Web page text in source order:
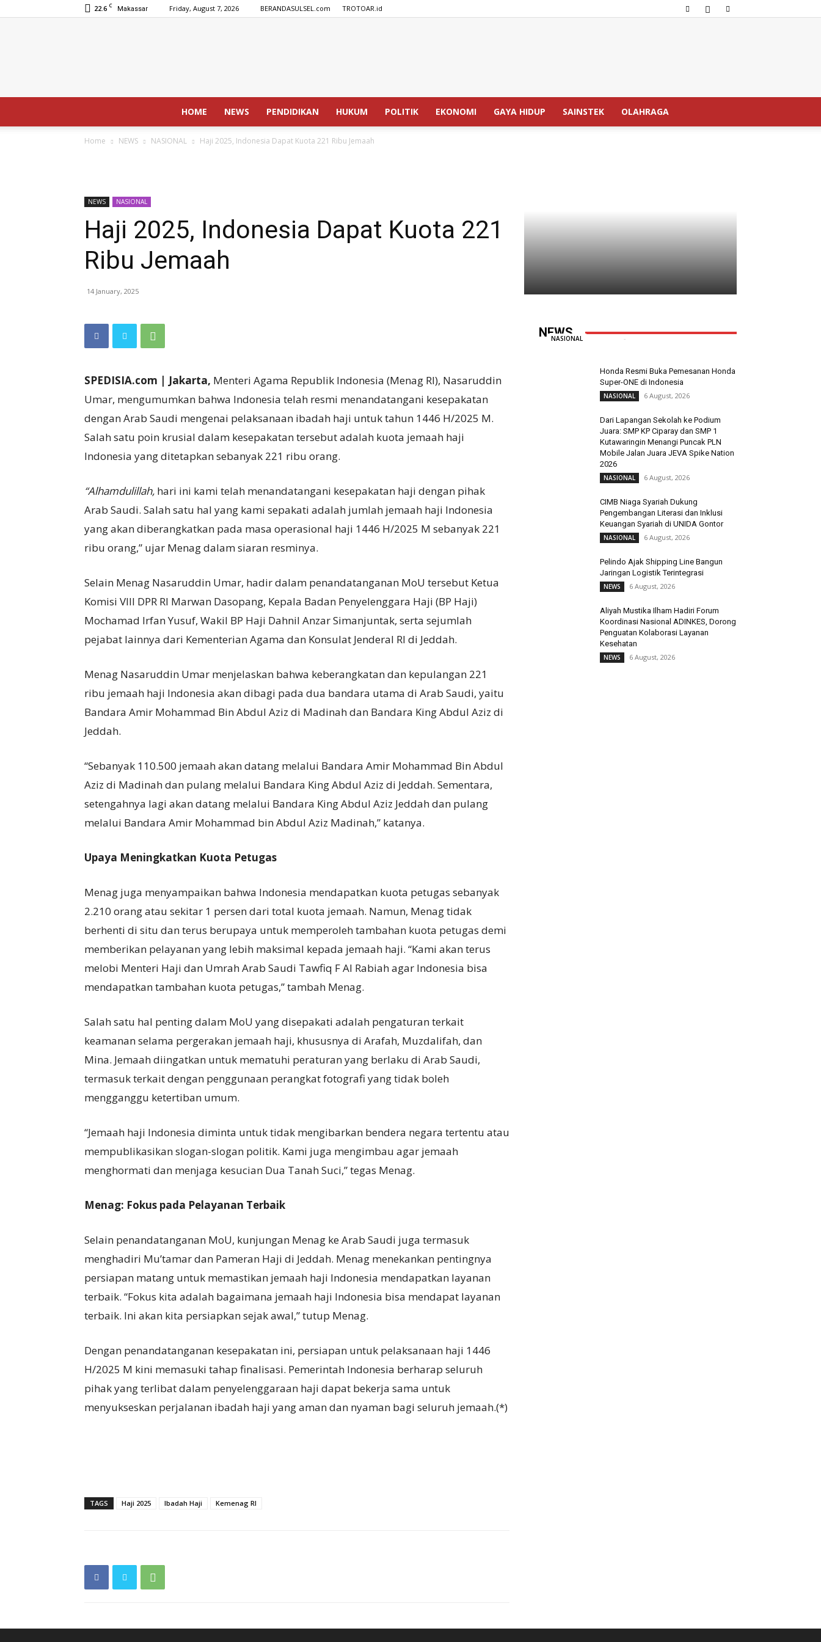
22.6 C Makassar Friday, August 7, 2026 BERANDASULSEL.com TROTOAR.id
SPEDISIA.com
HOME NEWS PENDIDIKAN HUKUM POLITIK EKONOMI GAYA HIDUP SAINSTEK OLAHRAGA
Home NEWS NASIONAL Haji 2025, Indonesia Dapat Kuota 221 Ribu Jemaah
NEWS NASIONAL
Haji 2025, Indonesia Dapat Kuota 221
Ribu Jemaah
14 January, 2025
SPEDISIA.com | Jakarta, Menteri Agama Republik Indonesia (Menag RI), Nasaruddin
Umar, mengumumkan bahwa Indonesia telah resmi menandatangani kesepakatan
dengan Arab Saudi mengenai pelaksanaan ibadah haji untuk tahun 1446 H/2025 M.
Salah satu poin krusial dalam kesepakatan tersebut adalah kuota jemaah haji
Indonesia yang ditetapkan sebanyak 221 ribu orang.
“Alhamdulillah, hari ini kami telah menandatangani kesepakatan haji dengan pihak
Arab Saudi. Salah satu hal yang kami sepakati adalah jumlah jemaah haji Indonesia
yang akan diberangkatkan pada masa operasional haji 1446 H/2025 M sebanyak 221
ribu orang,” ujar Menag dalam siaran resminya.
Selain Menag Nasaruddin Umar, hadir dalam penandatanganan MoU tersebut Ketua
Komisi VIII DPR RI Marwan Dasopang, Kepala Badan Penyelenggara Haji (BP Haji)
Mochamad Irfan Yusuf, Wakil BP Haji Dahnil Anzar Simanjuntak, serta sejumlah
pejabat lainnya dari Kementerian Agama dan Konsulat Jenderal RI di Jeddah.
Menag Nasaruddin Umar menjelaskan bahwa keberangkatan dan kepulangan 221
ribu jemaah haji Indonesia akan dibagi pada dua bandara utama di Arab Saudi, yaitu
Bandara Amir Mohammad Bin Abdul Aziz di Madinah dan Bandara King Abdul Aziz di
Jeddah.
“Sebanyak 110.500 jemaah akan datang melalui Bandara Amir Mohammad Bin Abdul
Aziz di Madinah dan pulang melalui Bandara King Abdul Aziz di Jeddah. Sementara,
setengahnya lagi akan datang melalui Bandara King Abdul Aziz Jeddah dan pulang
melalui Bandara Amir Mohammad bin Abdul Aziz Madinah,” katanya.
Upaya Meningkatkan Kuota Petugas
Menag juga menyampaikan bahwa Indonesia mendapatkan kuota petugas sebanyak
2.210 orang atau sekitar 1 persen dari total kuota jemaah. Namun, Menag tidak
berhenti di situ dan terus berupaya untuk memperoleh tambahan kuota petugas demi
memberikan pelayanan yang lebih maksimal kepada jemaah haji. “Kami akan terus
melobi Menteri Haji dan Umrah Arab Saudi Tawfiq F Al Rabiah agar Indonesia bisa
mendapatkan tambahan kuota petugas,” tambah Menag.
Salah satu hal penting dalam MoU yang disepakati adalah pengaturan terkait
keamanan selama pergerakan jemaah haji, khususnya di Arafah, Muzdalifah, dan
Mina. Jemaah diingatkan untuk mematuhi peraturan yang berlaku di Arab Saudi,
termasuk terkait dengan penggunaan perangkat fotografi yang tidak boleh
mengganggu ketertiban umum.
“Jemaah haji Indonesia diminta untuk tidak mengibarkan bendera negara tertentu atau
mempublikasikan slogan-slogan politik. Kami juga mengimbau agar jemaah
menghormati dan menjaga kesucian Dua Tanah Suci,” tegas Menag.
Menag: Fokus pada Pelayanan Terbaik
Selain penandatanganan MoU, kunjungan Menag ke Arab Saudi juga termasuk
menghadiri Mu’tamar dan Pameran Haji di Jeddah. Menag menekankan pentingnya
persiapan matang untuk memastikan jemaah haji Indonesia mendapatkan layanan
terbaik. “Fokus kita adalah bagaimana jemaah haji Indonesia bisa mendapat layanan
terbaik. Ini akan kita persiapkan sejak awal,” tutup Menag.
Dengan penandatanganan kesepakatan ini, persiapan untuk pelaksanaan haji 1446
H/2025 M kini memasuki tahap finalisasi. Pemerintah Indonesia berharap seluruh
pihak yang terlibat dalam penyelenggaraan haji dapat bekerja sama untuk
menyukseskan perjalanan ibadah haji yang aman dan nyaman bagi seluruh jemaah.(*)
TAGS Haji 2025 Ibadah Haji Kemenag RI
NEWS
Taruna Ikrar Beberkan Rahasia
NASIONAL -
Honda Resmi Buka Pemesanan Honda
Super-ONE di Indonesia
NASIONAL 6 August, 2026
Dari Lapangan Sekolah ke Podium
Juara: SMP KP Ciparay dan SMP 1
Kutawaringin Menangi Puncak PLN
Mobile Jalan Juara JEVA Spike Nation
2026
NASIONAL 6 August, 2026
CIMB Niaga Syariah Dukung
Pengembangan Literasi dan Inklusi
Keuangan Syariah di UNIDA Gontor
NASIONAL 6 August, 2026
Pelindo Ajak Shipping Line Bangun
Jaringan Logistik Terintegrasi
NEWS 6 August, 2026
Aliyah Mustika Ilham Hadiri Forum
Koordinasi Nasional ADINKES, Dorong
Penguatan Kolaborasi Layanan
Kesehatan
NEWS 6 August, 2026